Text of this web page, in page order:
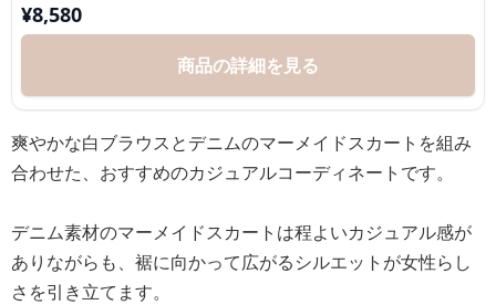
¥8,580
商品の詳細を見る
爽やかな白ブラウスとデニムのマーメイドスカートを組み
合わせた、おすすめのカジュアルコーディネートです。
デニム素材のマーメイドスカートは程よいカジュアル感が
ありながらも、裾に向かって広がるシルエットが女性らし
さを引き立てます。